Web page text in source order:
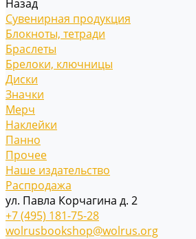
Назад
Сувенирная продукция
Блокноты, тетради
Браслеты
Брелоки, ключницы
Диски
Значки
Мерч
Наклейки
Панно
Прочее
Наше издательство
Распродажа
ул. Павла Корчагина д. 2
+7 (495) 181-75-28
wolrusbookshop@wolrus.org